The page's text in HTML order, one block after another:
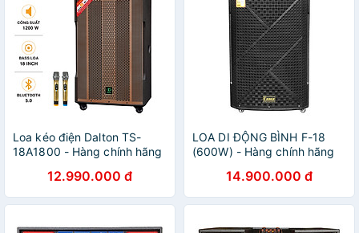
Loa kéo điện Dalton TS-
18A1800 - Hàng chính hãng
12.990.000 đ
LOA DI ĐỘNG BÌNH F-18
(600W) - Hàng chính hãng
14.900.000 đ